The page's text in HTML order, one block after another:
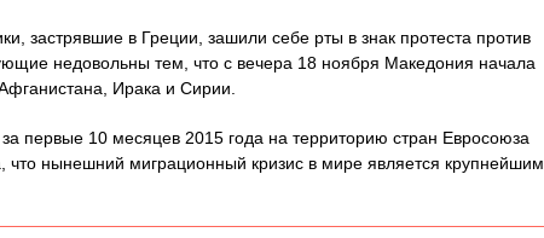
застрявшие в Греции, зашили себе рты в знак протеста против
недовольны тем, что с вечера 18 ноября Македония начала
Ирака и Сирии.
первые 10 месяцев 2015 года на территорию стран Евросоюза
нынешний миграционный кризис в мире является крупнейшим